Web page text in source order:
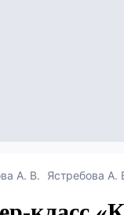
Ястребова А.